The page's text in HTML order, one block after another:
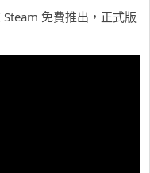
免費推出，正式版